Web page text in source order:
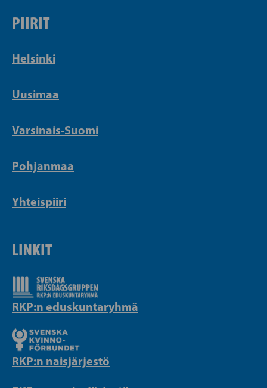
PIIRIT
Helsinki
Uusimaa
Varsinais-Suomi
Pohjanmaa
Yhteispiiri
LINKIT
RKP:n eduskuntaryhmä
RKP:n naisjärjestö